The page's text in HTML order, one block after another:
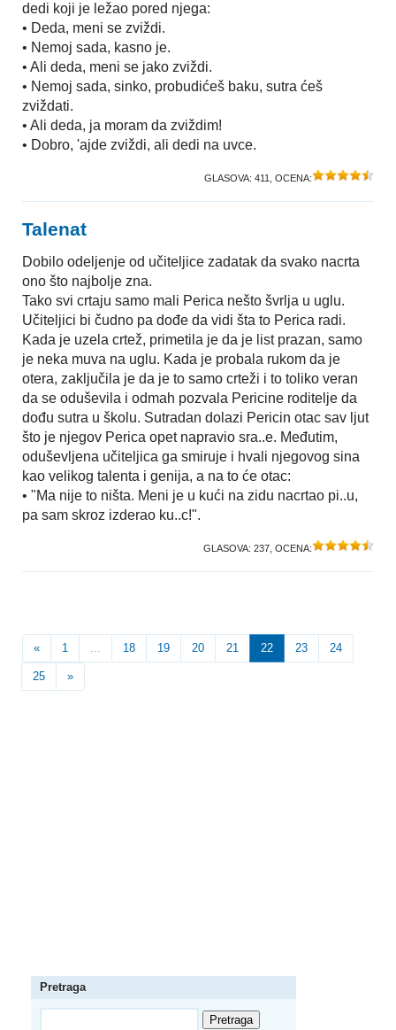
dedi koji je ležao pored njega:
• Deda, meni se zviždi.
• Nemoj sada, kasno je.
• Ali deda, meni se jako zviždi.
• Nemoj sada, sinko, probudićeš baku, sutra ćeš
zviždati.
• Ali deda, ja moram da zviždim!
• Dobro, 'ajde zviždi, ali dedi na uvce.
GLASOVA: 411 , OCENA:
Talenat
Dobilo odeljenje od učiteljice zadatak da svako nacrta
ono što najbolje zna.
Tako svi crtaju samo mali Perica nešto švrlja u uglu.
Učiteljici bi čudno pa dođe da vidi šta to Perica radi.
Kada je uzela crtež, primetila je da je list prazan, samo
je neka muva na uglu. Kada je probala rukom da je
otera, zaključila je da je to samo crteži i to toliko veran
da se oduševila i odmah pozvala Pericine roditelje da
dođu sutra u školu. Sutradan dolazi Pericin otac sav ljut
što je njegov Perica opet napravio sra..e. Međutim,
oduševljena učiteljica ga smiruje i hvali njegovog sina
kao velikog talenta i genija, a na to će otac:
• "Ma nije to ništa. Meni je u kući na zidu nacrtao pi..u,
pa sam skroz izderao ku..c!".
GLASOVA: 237 , OCENA:
« 1 ... 18 19 20 21 22 23 24
25 »
Pretraga